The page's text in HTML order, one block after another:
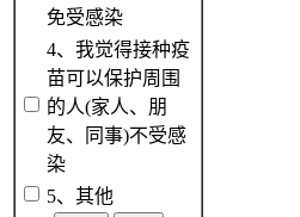
免受感染
4、我觉得接种疫
苗可以保护周围
的人(家人、朋
友、同事)不受感
染
5、其他